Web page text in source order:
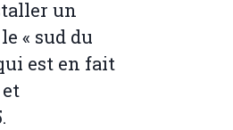
un
« sud du
est en fait